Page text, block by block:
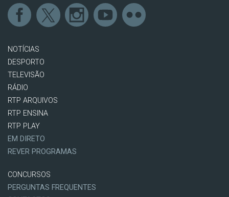
NOTÍCIAS
DESPORTO
TELEVISÃO
RÁDIO
RTP ARQUIVOS
RTP ENSINA
RTP PLAY
EM DIRETO
REVER PROGRAMAS
CONCURSOS
PERGUNTAS FREQUENTES